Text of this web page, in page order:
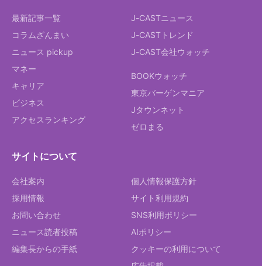
最新記事一覧
コラムざんまい
ニュース pickup
マネー
キャリア
ビジネス
アクセスランキング
J-CASTニュース
J-CASTトレンド
J-CAST会社ウォッチ
BOOKウォッチ
東京バーゲンマニア
Jタウンネット
ゼロまる
サイトについて
会社案内
採用情報
お問い合わせ
ニュース読者投稿
編集長からの手紙
個人情報保護方針
サイト利用規約
SNS利用ポリシー
AIポリシー
クッキーの利用について